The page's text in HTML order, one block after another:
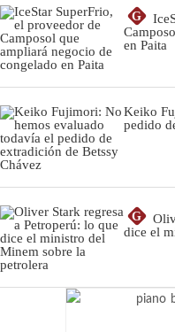
G
en Paita
Keiko
pedido
G
dice el